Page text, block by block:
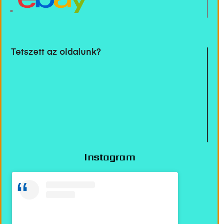
Tetszett az oldalunk?
Instagram